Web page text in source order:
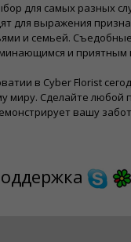
для самых разных
для выражения
и семьей.
и приятным
в Cyber ​​Florist
миру. Сделайте
вашу